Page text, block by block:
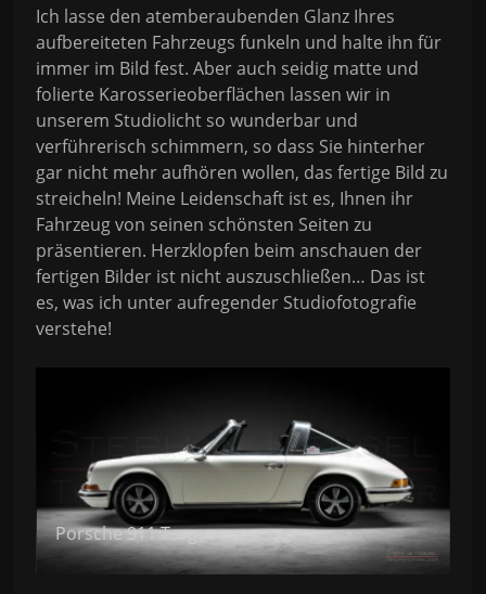
Ich lasse den atemberaubenden Glanz Ihres
aufbereiteten Fahrzeugs funkeln und halte ihn für
immer im Bild fest. Aber auch seidig matte und
folierte Karosserieoberflächen lassen wir in
unserem Studiolicht so wunderbar und
verführerisch schimmern, so dass Sie hinterher
gar nicht mehr aufhören wollen, das fertige Bild zu
streicheln! Meine Leidenschaft ist es, Ihnen ihr
Fahrzeug von seinen schönsten Seiten zu
präsentieren. Herzklopfen beim anschauen der
fertigen Bilder ist nicht auszuschließen… Das ist
es, was ich unter aufregender Studiofotografie
verstehe!
Porsche 911 Targa